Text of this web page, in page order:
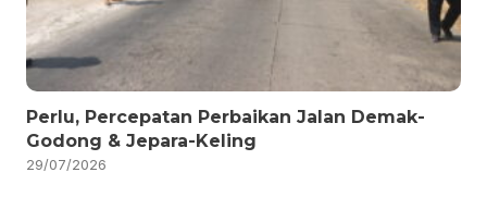
Perlu, Percepatan Perbaikan Jalan Demak-
Godong & Jepara-Keling
29/07/2026